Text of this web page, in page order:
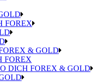
FOREX
& GOLD
FOREX
DICH FOREX & GOLD